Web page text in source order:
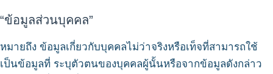
“ข้อมูลส่วนบุคคล”
หมายถึง ข้อมูลเกี่ยวกับบุคคลไม่ว่าจริงหรือเท็จที่สามารถใช้
เป็นข้อมูลที่ ระบุตัวตนของบุคคลผู้นั้นหรือจากข้อมูลดังกล่าว